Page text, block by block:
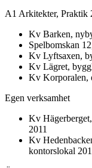
A1 Arkitekter, Praktik
Kv Barken,
Spelbomskan
Kv Lyftsaxen,
Kv Lägret,
Kv Korporalen,
Egen verksamhet
Kv
2011
Kv
kontorslokal